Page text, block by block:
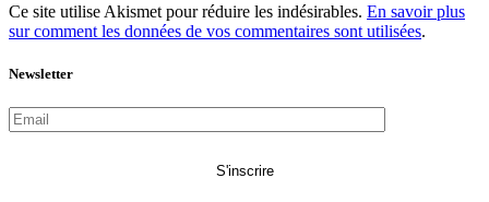
Ce site utilise Akismet pour réduire les indésirables. En savoir plus
sur comment les données de vos commentaires sont utilisées.
Newsletter
S'inscrire